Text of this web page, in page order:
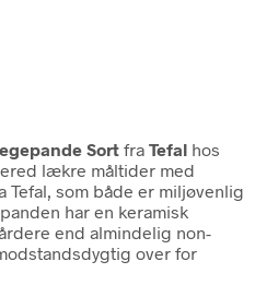
Sort fra Tefal hos
lækre måltider med
som både er miljøvenlig
har en keramisk
end almindelig non-
over for